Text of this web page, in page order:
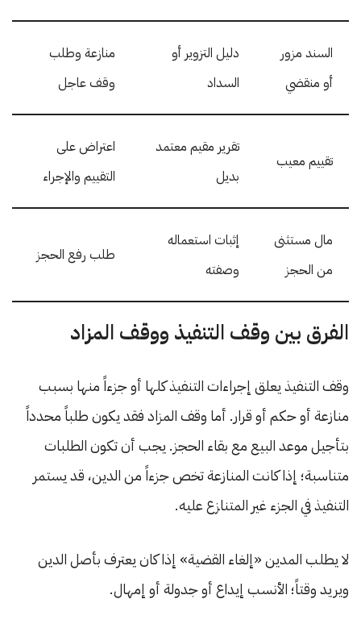
السند مزور
أو منقضي
دليل التزوير أو
السداد
منازعة وطلب
وقف عاجل
تقييم معيب
تقرير مقيم معتمد
بديل
اعتراض على
التقييم والإجراء
مال مستثنى
من الحجز
إثبات استعماله
وصفته
طلب رفع الحجز
الفرق بين وقف التنفيذ ووقف المزاد
وقف التنفيذ يعلق إجراءات التنفيذ كلها أو جزءاً منها بسبب
منازعة أو حكم أو قرار. أما وقف المزاد فقد يكون طلباً محدداً
بتأجيل موعد البيع مع بقاء الحجز. يجب أن تكون الطلبات
متناسبة؛ إذا كانت المنازعة تخص جزءاً من الدين، قد يستمر
التنفيذ في الجزء غير المتنازع عليه.
لا يطلب المدين «إلغاء القضية» إذا كان يعترف بأصل الدين
ويريد وقتاً؛ الأنسب إيداع أو جدولة أو إمهال.